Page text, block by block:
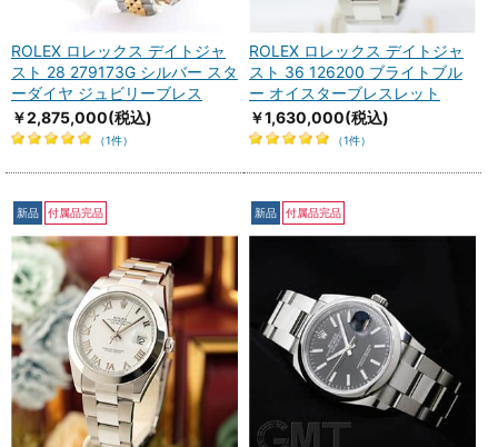
ROLEX ロレックス デイトジャ
スト 28 279173G シルバー スタ
ーダイヤ ジュビリーブレス
￥2,875,000(税込)
（1件）
ROLEX ロレックス デイトジャ
スト 36 126200 ブライトブル
ー オイスターブレスレット
￥1,630,000(税込)
（1件）
新品 付属品完品 新品 付属品完品